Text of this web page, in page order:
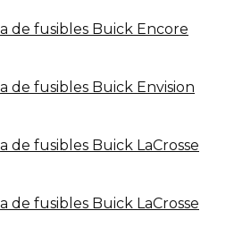
de fusibles Buick Encore
de fusibles Buick Envision
de fusibles Buick LaCrosse
de fusibles Buick LaCrosse